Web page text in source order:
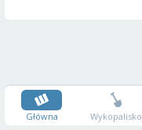
Główna Wykopalisko